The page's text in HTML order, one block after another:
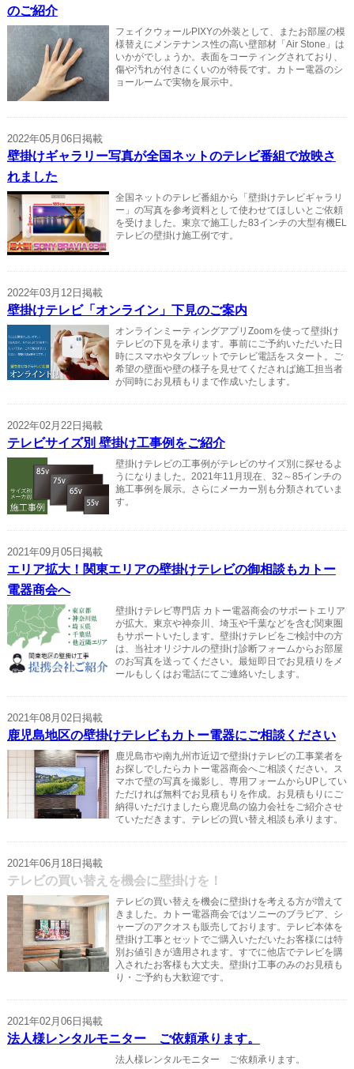
のご紹介
フェイクウォールPIXYの外装として、またお部屋の模
様替えにメンテナンス性の高い壁部材「Air Stone」は
いかがでしょうか。表面をコーティングされており、
傷や汚れが付きにくいのが特長です。カトー電器のシ
ョールームで実物を展示中。
2022年05月06日掲載
壁掛けギャラリー写真が全国ネットのテレビ番組で放映さ
れました
全国ネットのテレビ番組から「壁掛けテレビギャラリ
ー」の写真を参考資料として使わせてほしいとご依頼
を受けました。東京で施工した83インチの大型有機EL
テレビの壁掛け施工例です。
2022年03月12日掲載
壁掛けテレビ「オンライン」下見のご案内
オンラインミーティングアプリZoomを使って壁掛け
テレビの下見を承ります。事前にご予約いただいた日
時にスマホやタブレットでテレビ電話をスタート。ご
希望の壁面や壁の様子を見せてくだされば施工担当者
が同時にお見積もりまで作成いたします。
2022年02月22日掲載
テレビサイズ別 壁掛け工事例をご紹介
壁掛けテレビの工事例がテレビのサイズ別に探せるよ
うになりました。2021年11月現在、32～85インチの
施工事例を展示。さらにメーカー別も分類されていま
す。
2021年09月05日掲載
エリア拡大！関東エリアの壁掛けテレビの御相談もカトー
電器商会へ
壁掛けテレビ専門店 カトー電器商会のサポートエリア
が拡大。東京や神奈川、埼玉や千葉などを含む関東圏
もサポートいたします。壁掛けテレビをご検討中の方
は、当社オリジナルの壁掛け診断フォームからお部屋
のお写真を送ってください。最短即日でお見積りをメ
ールもしくはお電話にてご連絡いたします。
2021年08月02日掲載
鹿児島地区の壁掛けテレビもカトー電器にご相談ください
鹿児島市や南九州市近辺で壁掛けテレビの工事業者を
お探しでしたらカトー電器商会へご相談ください。ス
マホで壁の写真を撮影し、専用フォームからUPしてい
ただければ無料でお見積もりを作成。お見積もりにご
納得いただけましたら鹿児島の協力会社をご紹介させ
ていただきます。テレビの買い替え相談も承ります。
2021年06月18日掲載
テレビの買い替えを機会に壁掛けを！
テレビの買い替えを機会に壁掛けを考える方が増えて
きました。カトー電器商会ではソニーのブラビア、シ
ャープのアクオスも販売しております。テレビ本体を
壁掛け工事とセットでご購入いただいたお客様には特
別お値引きが適用されます。すでに他店でテレビを購
入されたお客様も大丈夫。壁掛け工事のみのお見積も
り・ご予約も大歓迎です。
2021年02月06日掲載
法人様レンタルモニター ご依頼承ります。
法人様レンタルモニター ご依頼承ります。